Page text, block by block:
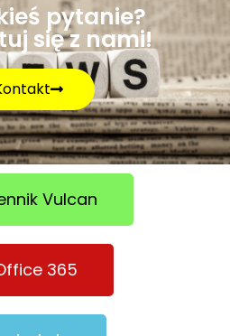
pytanie?
się z nami!
Vulcan
365